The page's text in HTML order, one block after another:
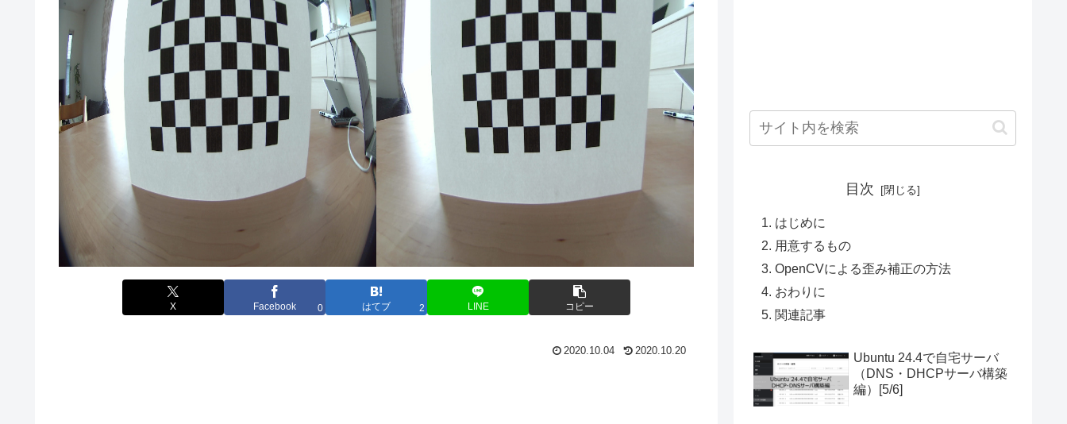
X Facebook 0 はてブ 2 LINE コピー
2020.10.04 2020.10.20
目次
はじめに
用意するもの
OpenCVによる歪み補正の方法
おわりに
関連記事
Ubuntu 24.4で自宅サーバ
（DNS・DHCPサーバ構築
編）[5/6]